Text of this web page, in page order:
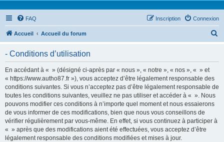
FAQ Connexion
Inscription
Accueil Accueil du forum
- Conditions d’utilisation
En accédant à « » (désigné ci-après par « nous », « notre », « nos », « » et
« https://www.autho87.fr »), vous acceptez d’être légalement responsable des
conditions suivantes. Si vous n’acceptez pas d’être légalement responsable de
toutes les conditions suivantes, veuillez ne pas utiliser et accéder à « ». Nous
pouvons modifier ces conditions à n’importe quel moment et nous essaierons
de vous informer de ces modifications, bien que nous vous conseillons de
vérifier régulièrement par vous-même. En effet, si vous continuez à participer à
« » après que des modifications aient été effectuées, vous acceptez d’être
légalement responsable des conditions modifiées et mises à jour.